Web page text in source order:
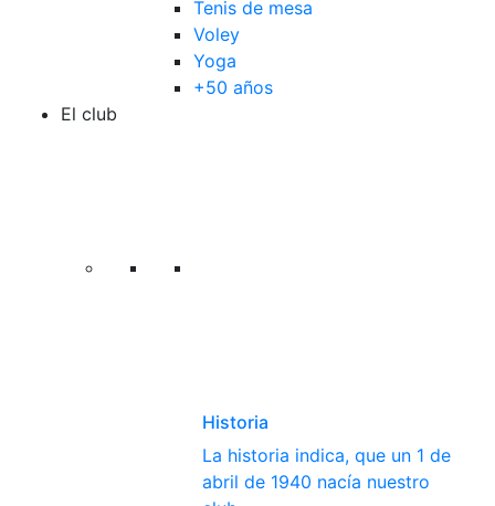
Tenis de mesa
Voley
Yoga
+50 años
El club
Historia
La historia indica, que un 1 de
abril de 1940 nacía nuestro